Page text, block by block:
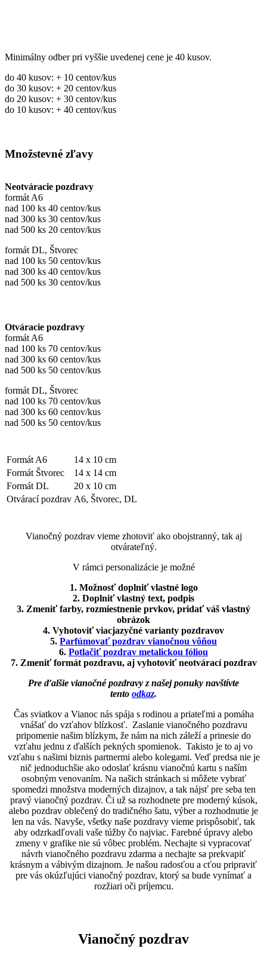
Minimálny odber pri vyššie uvedenej cene je 40 kusov.
do 40 kusov: + 10 centov/kus
do 30 kusov: + 20 centov/kus
do 20 kusov: + 30 centov/kus
do 10 kusov: + 40 centov/kus
Množstevné zľavy
Neotváracie pozdravy
formát A6
nad 100 ks 40 centov/kus
nad 300 ks 30 centov/kus
nad 500 ks 20 centov/kus
formát DL, Štvorec
nad 100 ks 50 centov/kus
nad 300 ks 40 centov/kus
nad 500 ks 30 centov/kus
Otváracie pozdravy
formát A6
nad 100 ks 70 centov/kus
nad 300 ks 60 centov/kus
nad 500 ks 50 centov/kus
formát DL, Štvorec
nad 100 ks 70 centov/kus
nad 300 ks 60 centov/kus
nad 500 ks 50 centov/kus
Formát A6
14 x 10 cm
Formát Štvorec
14 x 14 cm
Formát DL
20 x 10 cm
Otvárací pozdrav A6, Štvorec, DL
Vianočný pozdrav vieme zhotoviť ako obojstranný, tak aj
otvárateľný.
V rámci personalizácie je možné
1. Možnosť doplniť vlastné logo
2. Doplniť vlastný text, podpis
3. Zmeniť farby, rozmiestnenie prvkov, pridať váš vlastný
obrázok
4. Vyhotoviť viacjazyčné varianty pozdravov
5. Parfúmovať pozdrav vianočnou vôňou
6. Potlačiť pozdrav metalickou fóliou
7. Zmeniť formát pozdravu, aj vyhotoviť neotvárací pozdrav
Pre ďalšie vianočné pozdravy z našej ponuky navštívte
tento odkaz.
Čas sviatkov a Vianoc nás spája s rodinou a priateľmi a pomáha
vnášať do vzťahov blízkosť. Zaslanie vianočného pozdravu
pripomenie našim blízkym, že nám na nich záleží a prinesie do
vzťahu jednu z ďalších pekných spomienok. Takisto je to aj vo
vzťahu s našimi biznis partnermi alebo kolegami. Veď predsa nie je
nič jednoduchšie ako odoslať krásnu vianočnú kartu s naším
osobným venovaním. Na našich stránkach si môžete vybrať
spomedzi množstva moderných dizajnov, a tak nájsť pre seba ten
pravý vianočný pozdrav. Či už sa rozhodnete pre moderný kúsok,
alebo pozdrav oblečený do tradičného šatu, výber a rozhodnutie je
len na vás. Navyše, všetky naše pozdravy vieme prispôsobiť, tak
aby odzrkadľovali vaše túžby čo najviac. Farebné úpravy alebo
zmeny v grafike nie sú vôbec problém. Nechajte si vypracovať
návrh vianočného pozdravu zdarma a nechajte sa prekvapiť
krásnym a vábivým dizajnom. Je našou radosťou a cťou pripraviť
pre vás okúzľujúci vianočný pozdrav, ktorý sa bude vynímať a
rozžiari oči príjemcu.
Vianočný pozdrav